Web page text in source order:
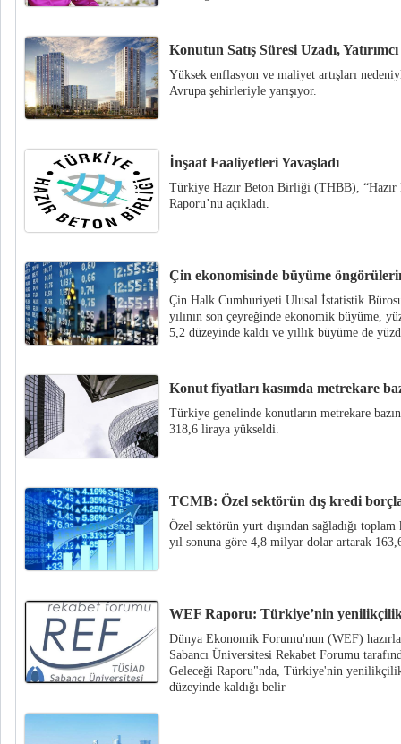
Konutun Satış Süresi Uzadı, Yatırımcı
Yüksek enflasyon ve maliyet artışları
Avrupa şehirleriyle yarışıyor.
İnşaat Faaliyetleri Yavaşladı
Türkiye Hazır Beton Birliği (THBB), “Hazır
Raporu’nu açıkladı.
Çin ekonomisinde büyüme
Çin Halk Cumhuriyeti Ulusal İstatistik
yılının son çeyreğinde ekonomik büyüme,
5,2 düzeyinde kaldı ve yıllık büyüme de
Konut fiyatları kasımda metrekare
Türkiye genelinde konutların metrekare
318,6 liraya yükseldi.
TCMB: Özel sektörün dış kredi
Özel sektörün yurt dışından sağladığı
yıl sonuna göre 4,8 milyar dolar artarak
WEF Raporu: Türkiye’nin
Dünya Ekonomik Forumu'nun (WEF)
Sabancı Üniversitesi Rekabet Forumu
Geleceği Raporu"nda, Türkiye'nin
düzeyinde kaldığı belir